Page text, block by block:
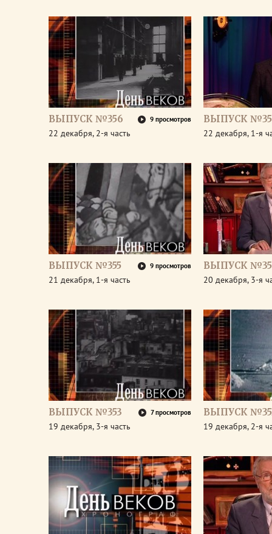
ВЫПУСК №356 9 просмотров
22 декабря, 2-я часть
ВЫПУСК
22 декабря, 1-я
ВЫПУСК №355 9 просмотров
21 декабря, 1-я часть
ВЫПУСК
20 декабря, 3-я
ВЫПУСК №353 7 просмотров
19 декабря, 3-я часть
ВЫПУСК
19 декабря, 2-я